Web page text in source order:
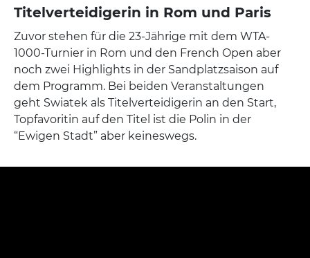
Titelverteidigerin in Rom und Paris
Zuvor stehen für die 23-Jährige mit dem WTA-
1000-Turnier in Rom und den French Open aber
noch zwei Highlights in der Sandplatzsaison auf
dem Programm. Bei beiden Veranstaltungen
geht Swiatek als Titelverteidigerin an den Start,
Topfavoritin auf den Titel ist die Polin in der
“Ewigen Stadt” aber keineswegs.